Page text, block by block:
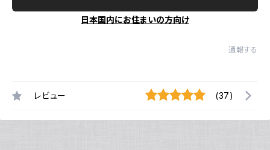
日本国内にお住まいの方向け
通報する
レビュー (37)